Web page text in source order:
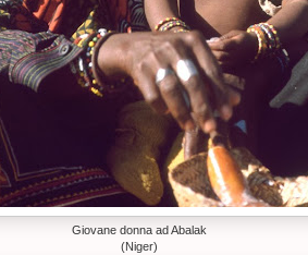
Giovane donna ad Abalak
(Niger)